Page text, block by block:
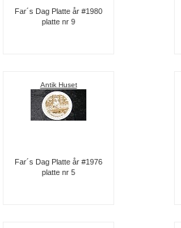
Far´s Dag Platte år #1980
platte nr 9
Antik Huset
Far´s Dag Platte år #1976
platte nr 5